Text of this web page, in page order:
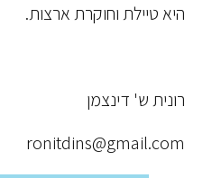
היא טיילת וחוקרת ארצות.
רונית ש' דינצמן
ronitdins@gmail.com